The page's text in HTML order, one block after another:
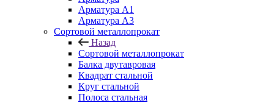
Арматура A1
Арматура А3
Сортовой металлопрокат
Назад
Сортовой металлопрокат
Балка двутавровая
Квадрат стальной
Круг стальной
Полоса стальная